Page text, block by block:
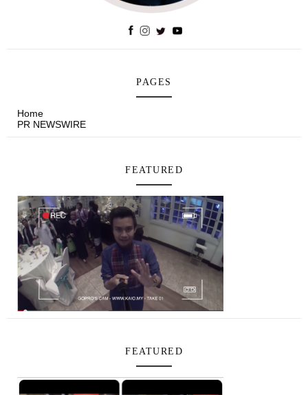
PAGES
Home
PR NEWSWIRE
FEATURED
FEATURED